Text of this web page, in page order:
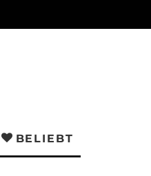
BELIEBT